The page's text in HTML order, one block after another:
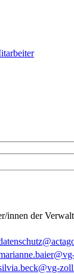
innen der